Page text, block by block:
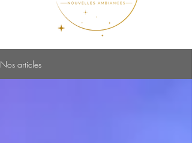
Nos articles